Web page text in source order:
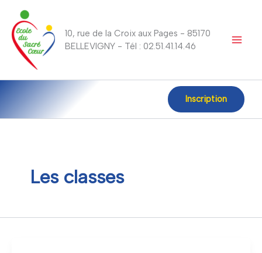
contenu
10, rue de la Croix aux Pages - 85170
BELLEVIGNY - Tél : 02.51.41.14.46
Inscription
Les classes